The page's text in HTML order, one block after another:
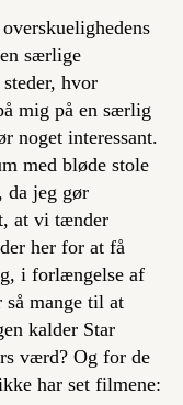
særlige
hvor
mig på en særlig
noget interessant.
med bløde stole
da jeg gør
at vi tænder
her for at få
i forlængelse af
så mange til at
kalder Star
værd? Og for de
har set filmene: